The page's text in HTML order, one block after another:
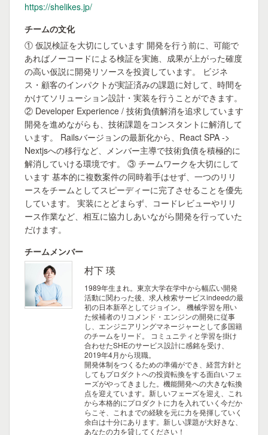
https://shelikes.jp/
チームの文化
① 仮説検証を大切にしています 開発を行う前に、可能で
あればノーコードによる検証を実施、成果が上がった確度
の高い仮説に開発リソースを投資しています。 ビジネ
ス・顧客のインパクトが実証済みの課題に対して、時間を
かけてソリューション設計・実装を行うことができます。
② Developer Experience / 技術負債解消を追求しています
開発を進めながらも、技術課題をコンスタントに解消して
います。 Railsバージョンの最新化から、React SPA ->
Nextjsへの移行など、メンバー主導で技術負債を積極的に
解消していける環境です。 ③ チームワークを大切にして
います 基本的に複数案件の同時着手はせず、一つのリリ
ースをチームとしてスピーディーに完了させることを優先
しています。 実装にとどまらず、コードレビューやリリ
ース作業など、相互に協力しあいながら開発を行っていた
だけます。
チームメンバー
村下 瑛
1989年生まれ。東京大学在学中から幅広い開発
活動に関わった後、求人検索サービスindeedの最
初の日本新卒としてジョイン。 機械学習を用い
た候補者のリコメンド・エンジンの開発に従事
し、エンジニアリングマネージャーとして多国籍
のチームをリード。 コミュニティと学習を掛け
合わせたSHEのサービス設計に感銘を受け、
2019年4月から現職。
開発体制をつくるための準備ができ、経営方針と
してもプロダクトへの投資転換をする面白いフェ
ーズがやってきました。機能開発への大きな転換
点を迎えています。新しいフェーズを迎え、これ
から本格的にプロダクトに力を入れていく今だか
らこそ、これまでの経験を元に力を発揮していく
余白は十分にあります。新しい課題が大好きな、
あなたの力を貸してください！